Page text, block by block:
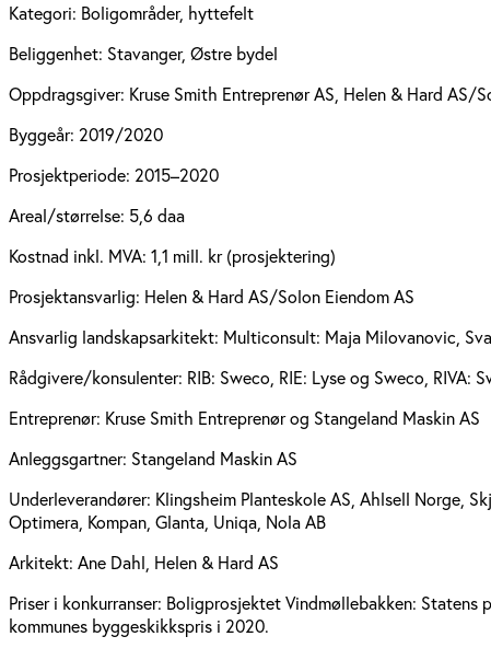
Kategori: Boligområder, hyttefelt
Beliggenhet: Stavanger, Østre bydel
Oppdragsgiver: Kruse Smith Entreprenør AS, Helen & Hard AS/
Byggeår: 2019/2020
Prosjektperiode: 2015–2020
Areal/størrelse: 5,6 daa
Kostnad inkl. MVA: 1,1 mill. kr (prosjektering)
Prosjektansvarlig: Helen & Hard AS/Solon Eiendom AS
Ansvarlig landskapsarkitekt: Multiconsult: Maja Milovanovic,
Rådgivere/konsulenter: RIB: Sweco, RIE: Lyse og Sweco, RIVA:
Entreprenør: Kruse Smith Entreprenør og Stangeland Maskin AS
Anleggsgartner: Stangeland Maskin AS
Underleverandører: Klingsheim Planteskole AS, Ahlsell Norge,
Optimera, Kompan, Glanta, Uniqa, Nola AB
Arkitekt: Ane Dahl, Helen & Hard AS
Priser i konkurranser: Boligprosjektet Vindmøllebakken:
kommunes byggeskikkspris i 2020.